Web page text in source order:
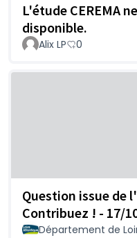
L'étude CEREMA
disponible.
Alix LP 0
Question issue de
Contribuez ! - 17/
Département de